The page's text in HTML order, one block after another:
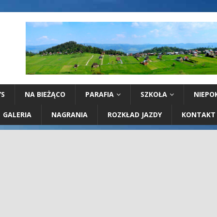
NA BIEŻĄCO PARAFIA SZKOŁA
GALERIA NAGRANIA ROZKŁAD JAZDY KONTAKT